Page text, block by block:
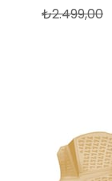
₺2.499,00